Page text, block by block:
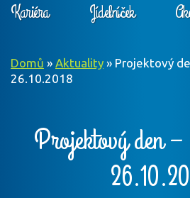
Kariéra Jídelníček
Domů » Aktuality » Projektový
26.10.2018
Projektový den